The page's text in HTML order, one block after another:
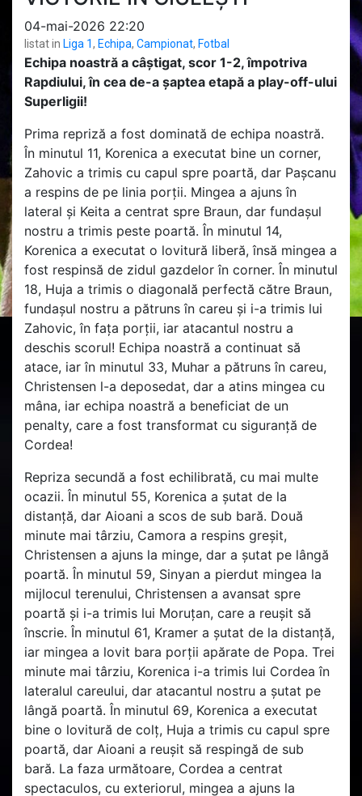
04-mai-2026 22:20
listat in Liga 1, Echipa, Campionat, Fotbal
Echipa noastră a câștigat, scor 1-2, împotriva
Rapdiului, în cea de-a șaptea etapă a play-off-ului
Superligii!
Prima repriză a fost dominată de echipa noastră.
În minutul 11, Korenica a executat bine un corner,
Zahovic a trimis cu capul spre poartă, dar Pașcanu
a respins de pe linia porții. Mingea a ajuns în
lateral și Keita a centrat spre Braun, dar fundașul
nostru a trimis peste poartă. În minutul 14,
Korenica a executat o lovitură liberă, însă mingea a
fost respinsă de zidul gazdelor în corner. În minutul
18, Huja a trimis o diagonală perfectă către Braun,
fundașul nostru a pătruns în careu și i-a trimis lui
Zahovic, în fața porții, iar atacantul nostru a
deschis scorul! Echipa noastră a continuat să
atace, iar în minutul 33, Muhar a pătruns în careu,
Christensen l-a deposedat, dar a atins mingea cu
mâna, iar echipa noastră a beneficiat de un
penalty, care a fost transformat cu siguranță de
Cordea!
Repriza secundă a fost echilibrată, cu mai multe
ocazii. În minutul 55, Korenica a șutat de la
distanță, dar Aioani a scos de sub bară. Două
minute mai târziu, Camora a respins greșit,
Christensen a ajuns la minge, dar a șutat pe lângă
poartă. În minutul 59, Sinyan a pierdut mingea la
mijlocul terenului, Christensen a avansat spre
poartă și i-a trimis lui Moruțan, care a reușit să
înscrie. În minutul 61, Kramer a șutat de la distanță,
iar mingea a lovit bara porții apărate de Popa. Trei
minute mai târziu, Korenica i-a trimis lui Cordea în
lateralul careului, dar atacantul nostru a șutat pe
lângă poartă. În minutul 69, Korenica a executat
bine o lovitură de colț, Huja a trimis cu capul spre
poartă, dar Aioani a reușit să respingă de sub
bară. La faza următoare, Cordea a centrat
spectaculos, cu exteriorul, mingea a ajuns la